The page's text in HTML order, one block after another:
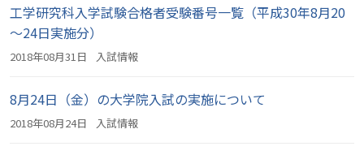
工学研究科入学試験合格者受験番号一覧（平成30年8月20
～24日実施分）
2018年08月31日 入試情報
8月24日（金）の大学院入試の実施について
2018年08月24日 入試情報